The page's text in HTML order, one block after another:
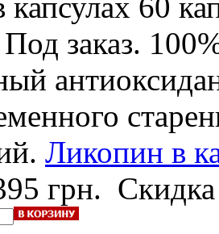
Под заказ.
Ликопин в
грн.